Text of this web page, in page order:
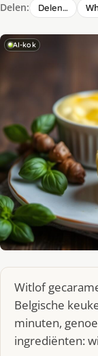
Delen: Delen…
AI-kok
Witlof
Belgische
minuten,
ingrediënten: